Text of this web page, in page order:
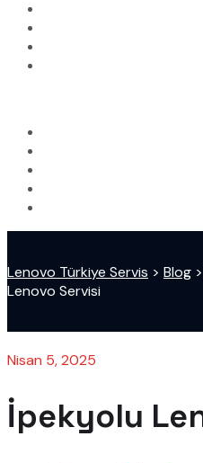
Lenovo Türkiye Servis > Blog >
Lenovo Servisi
Nisan 5, 2025
İpekyolu